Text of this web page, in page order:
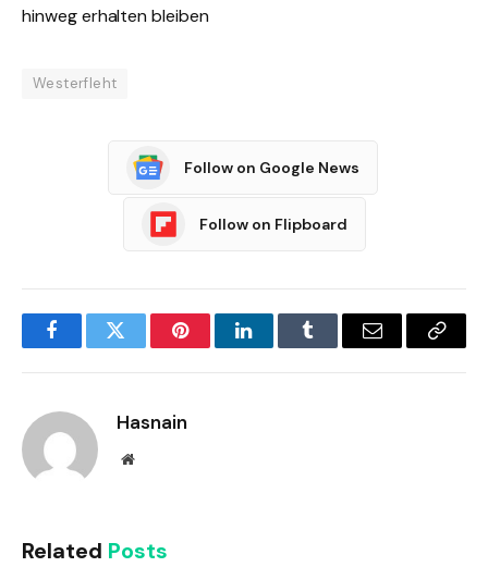
hinweg erhalten bleiben
Westerfleht
Follow on Google News
Follow on Flipboard
FacebookTwitter PinterestLinkedInTumblr Email
Copy
Hasnain
Website
Related Posts